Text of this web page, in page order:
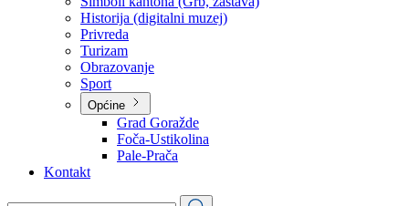
O kantonu
O kantonu
Simboli kantona (Grb, zastava)
Historija (digitalni muzej)
Privreda
Turizam
Obrazovanje
Općine